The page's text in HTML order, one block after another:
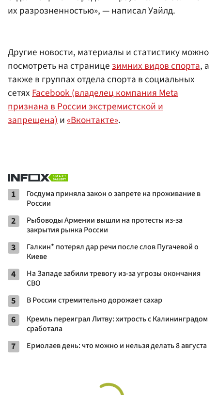
их разрозненностью», — написал Уайлд.
Другие новости, материалы и статистику можно
посмотреть на страницезимних видов спорта, а
также в группах отдела спорта в социальных
сетяхFacebook (владелец компания Meta
признана в России экстремистской и
запрещена)и«Вконтакте».
1
Госдума приняла закон о запрете на проживание в
России
2
Рыбоводы Армении вышли на протесты из-за
закрытия рынка России
3
Галкин* потерял дар речи после слов Пугачевой о
Киеве
4
На Западе забили тревогу из-за угрозы окончания
СВО
5 В России стремительно дорожает сахар
6
Кремль переиграл Литву: хитрость с Калининградом
сработала
7 Ермолаев день: что можно и нельзя делать 8 августа